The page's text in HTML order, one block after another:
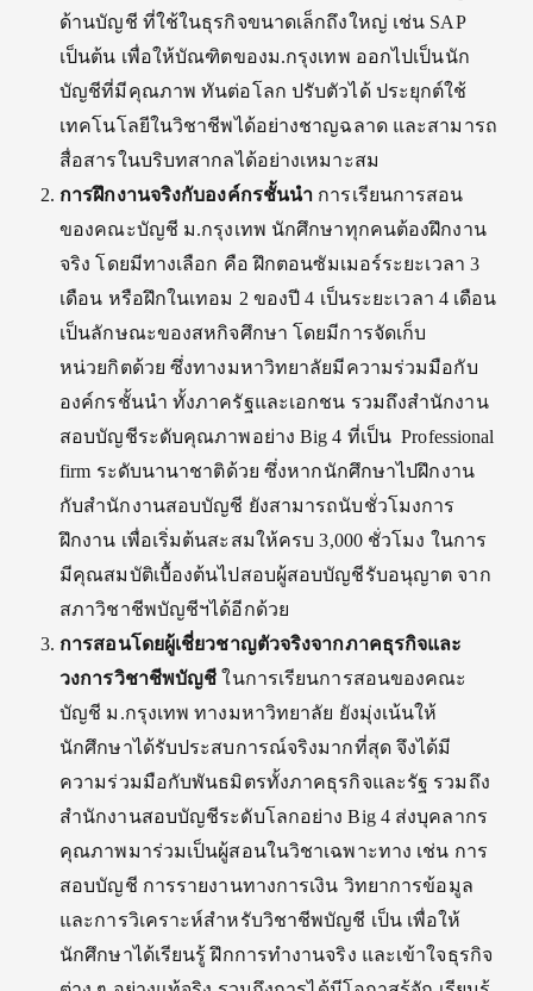
ด้านบัญชี ที่ใช้ในธุรกิจขนาดเล็กถึงใหญ่ เช่น SAP
เป็นต้น เพื่อให้บัณฑิตของม.กรุงเทพ ออกไปเป็นนัก
บัญชีที่มีคุณภาพ ทันต่อโลก ปรับตัวได้ ประยุกต์ใช้
เทคโนโลยีในวิชาชีพได้อย่างชาญฉลาด และสามารถ
สื่อสารในบริบทสากลได้อย่างเหมาะสม
การฝึกงานจริงกับองค์กรชั้นนำ การเรียนการสอน
ของคณะบัญชี ม.กรุงเทพ นักศึกษาทุกคนต้องฝึกงาน
จริง โดยมีทางเลือก คือ ฝึกตอนซัมเมอร์ระยะเวลา 3
เดือน หรือฝึกในเทอม 2 ของปี 4 เป็นระยะเวลา 4 เดือน
เป็นลักษณะของสหกิจศึกษา โดยมีการจัดเก็บ
หน่วยกิตด้วย ซึ่งทางมหาวิทยาลัยมีความร่วมมือกับ
องค์กรชั้นนำ ทั้งภาครัฐและเอกชน รวมถึงสำนักงาน
สอบบัญชีระดับคุณภาพอย่าง Big 4 ที่เป็น Professional
firm ระดับนานาชาติด้วย ซึ่งหากนักศึกษาไปฝึกงาน
กับสำนักงานสอบบัญชี ยังสามารถนับชั่วโมงการ
ฝึกงาน เพื่อเริ่มต้นสะสมให้ครบ 3,000 ชั่วโมง ในการ
มีคุณสมบัติเบื้องต้นไปสอบผู้สอบบัญชีรับอนุญาต จาก
สภาวิชาชีพบัญชีฯได้อีกด้วย
การสอนโดยผู้เชี่ยวชาญตัวจริงจากภาคธุรกิจและ
วงการวิชาชีพบัญชี ในการเรียนการสอนของคณะ
บัญชี ม.กรุงเทพ ทางมหาวิทยาลัย ยังมุ่งเน้นให้
นักศึกษาได้รับประสบการณ์จริงมากที่สุด จึงได้มี
ความร่วมมือกับพันธมิตรทั้งภาคธุรกิจและรัฐ รวมถึง
สำนักงานสอบบัญชีระดับโลกอย่าง Big 4 ส่งบุคลากร
คุณภาพมาร่วมเป็นผู้สอนในวิชาเฉพาะทาง เช่น การ
สอบบัญชี การรายงานทางการเงิน วิทยาการข้อมูล
และการวิเคราะห์สำหรับวิชาชีพบัญชี เป็นเพื่อให้
นักศึกษาได้เรียนรู้ ฝึกการทำงานจริง และเข้าใจธุรกิจ